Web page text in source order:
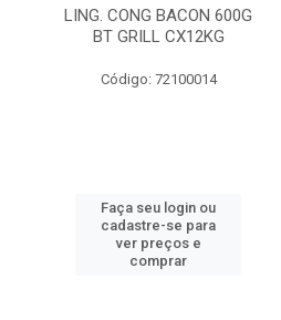
LING. CONG BACON 600G
BT GRILL CX12KG
Código: 72100014
Faça seu login ou
cadastre-se para
ver preços e
comprar